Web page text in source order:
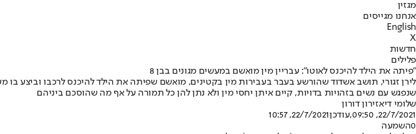
מגזין
אנחנו מגייסים
English
X
חדשות
פלילים
"פיתה את הילד להיכנס לאוטו": עבריין מין מואשם במעשים מגונים בבן 8
שנפגש עם נשים בזהויות בדויות, קיים איתן יחסי מין ולא נתן להן כל תמורה על אף מה שהוסכם ביניהם
שלומי דיאזירון דורון
22/7/2021, 09:50
,עודכן22/7/2021, 10:57
0השמעה